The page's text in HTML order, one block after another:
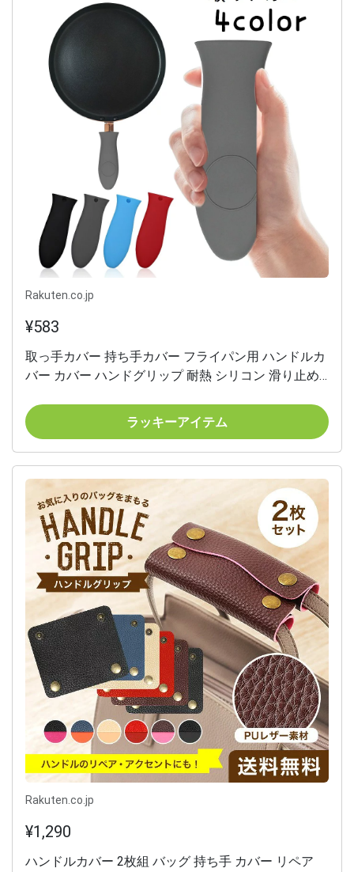
Rakuten.co.jp
¥583
取っ手カバー 持ち手カバー フライパン用 ハンドルカ
バー カバー ハンドグリップ 耐熱 シリコン 滑り止め
貨 フライパンアクセサリー シンプル 黒 灰 赤 青
ラッキーアイテム
Rakuten.co.jp
¥1,290
ハンドルカバー 2枚組 バッグ 持ち手 カバー リペア